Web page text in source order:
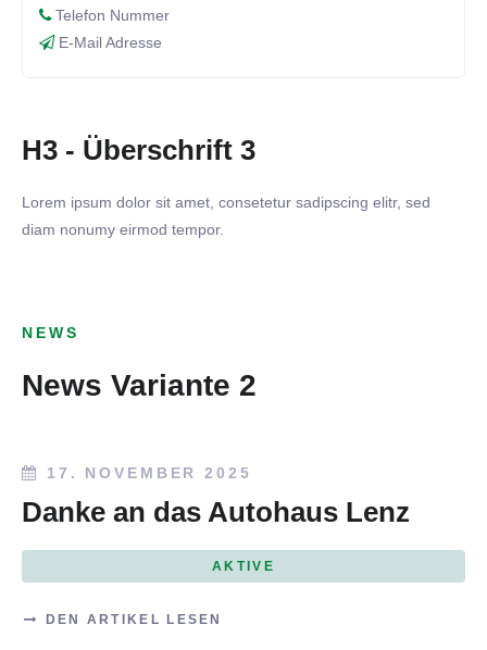
Telefon Nummer
E-Mail Adresse
H3 - Überschrift 3
Lorem ipsum dolor sit amet, consetetur sadipscing elitr, sed
diam nonumy eirmod tempor.
NEWS
News Variante 2
17. NOVEMBER 2025
Danke an das Autohaus Lenz
AKTIVE
DEN ARTIKEL LESEN